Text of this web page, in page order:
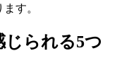
す。
じられる5つ